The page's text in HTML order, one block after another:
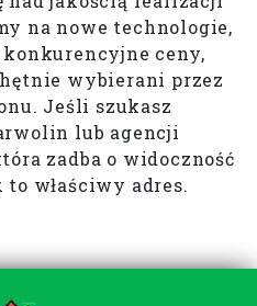
na nowe technologie,
konkurencyjne ceny,
wybierani przez
Jeśli szukasz
lub agencji
zadba o widoczność
właściwy adres.